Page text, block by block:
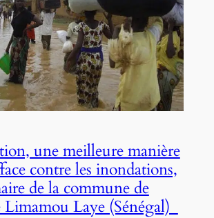
une meilleure manière
contre les inondations,
de la commune de
Laye (Sénégal)